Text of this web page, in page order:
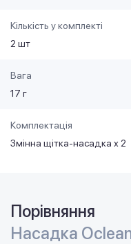
Кількість у комплекті
2 шт
Вага
17 г
Комплектація
Змінна щітка-насадка х 2
Порівняння
Насадка